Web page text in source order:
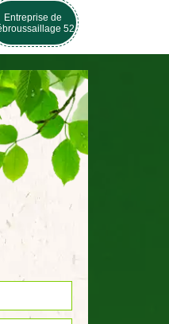
Entreprise de
52